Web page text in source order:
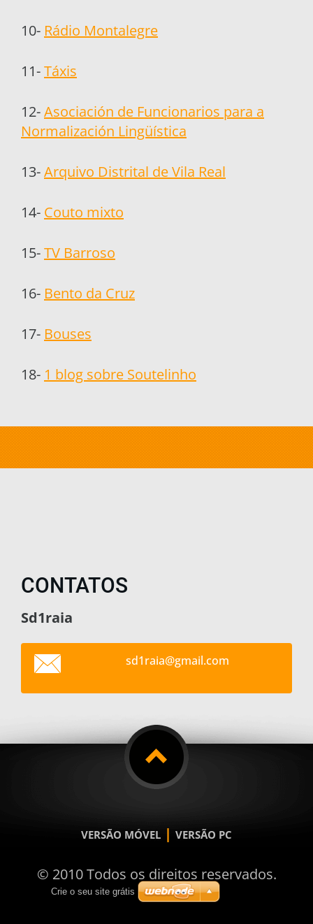
10- Rádio Montalegre
11-Táxis
12-Asociación de Funcionarios para a
Normalización Lingüística
13-Arquivo Distrital de Vila Real
14- Couto mixto
15-TV Barroso
16- Bento da Cruz
17- Bouses
18- 1 blog sobre Soutelinho
CONTATOS
Sd1raia
sd1raia@gmail.com
VERSÃO MÓVEL | VERSÃO PC
© 2010 Todos os direitos reservados.
Crie o seu site grátis